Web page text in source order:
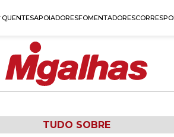
QUENTESAPOIADORESFOMENTADORES
TUDO SOBRE